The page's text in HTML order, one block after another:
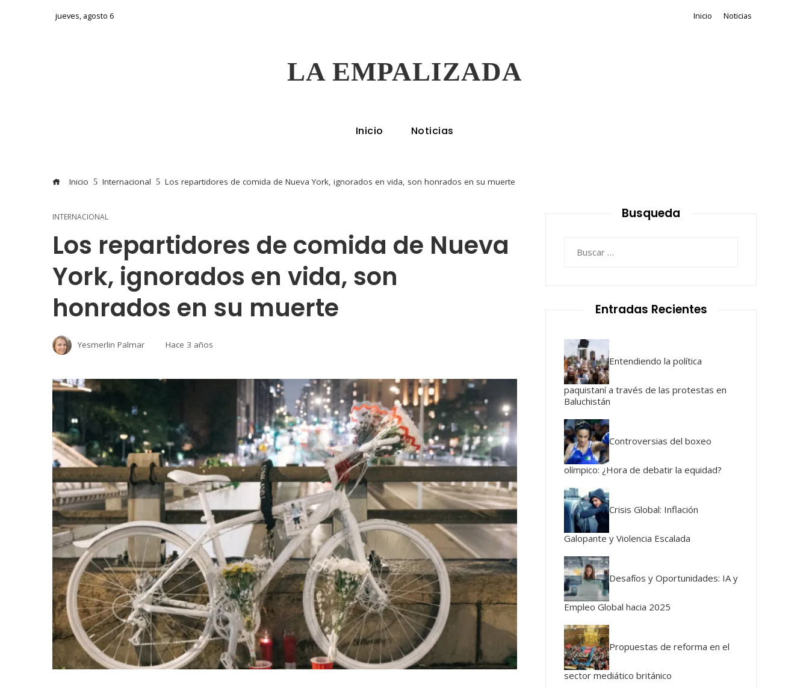
jueves, agosto 6 Inicio Noticias
LA EMPALIZADA
Inicio Noticias
Inicio Internacional Los repartidores de comida de Nueva York, ignorados en vida, son honrados en su muerte
INTERNACIONAL
Los repartidores de comida de Nueva
York, ignorados en vida, son
honrados en su muerte
Yesmerlin Palmar Hace 3 años
Busqueda
Entradas Recientes
Entendiendo la política
paquistaní a través de las protestas en
Baluchistán
Controversias del boxeo
olímpico: ¿Hora de debatir la equidad?
Crisis Global: Inflación
Galopante y Violencia Escalada
Desafíos y Oportunidades: IA y
Empleo Global hacia 2025
Propuestas de reforma en el
sector mediático británico